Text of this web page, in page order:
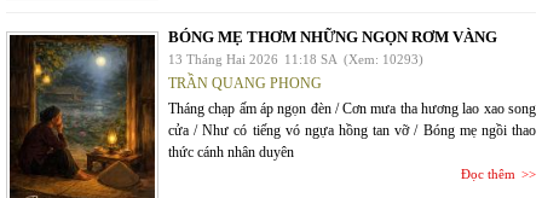
BÓNG MẸ THƠM NHỮNG NGỌN RƠM VÀNG
13 Tháng Hai 2026 11:18 SA (Xem: 10293)
TRẦN QUANG PHONG
Tháng chạp ấm áp ngọn đèn / Cơn mưa tha hương lao xao song
cửa / Như có tiếng vó ngựa hồng tan vỡ / Bóng mẹ ngồi thao
thức cánh nhân duyên
Đọc thêm